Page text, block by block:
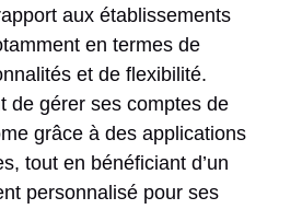
aux établissements
en termes de
et de flexibilité.
de gérer ses comptes de
grâce à des applications
tout en bénéficiant d’un
personnalisé pour ses